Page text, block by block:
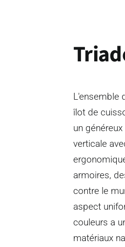
L'ensemble
îlot de
un
verticale
armoires,
contre le
aspect
couleurs a
matériaux